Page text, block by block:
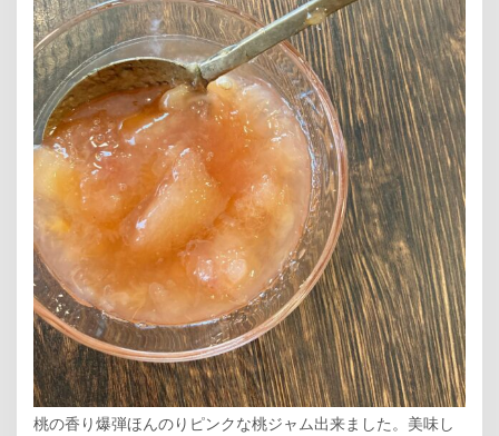
桃の香り爆弾ほんのりピンクな桃ジャム出来ました。美味し